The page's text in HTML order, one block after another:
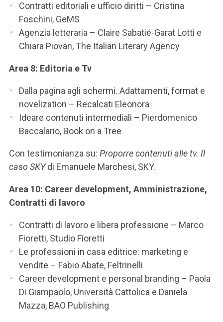
Contratti editoriali e ufficio diritti – Cristina
Foschini, GeMS
Agenzia letteraria – Claire Sabatié-Garat Lotti e
Chiara Piovan, The Italian Literary Agency
Area 8: Editoria e Tv
Dalla pagina agli schermi. Adattamenti, format e
novelization – Recalcati Eleonora
Ideare contenuti intermediali – Pierdomenico
Baccalario, Book on a Tree
Con testimonianza su: Proporre contenuti alle tv. Il
caso SKYdi Emanuele Marchesi, SKY.
Area 10: Career development, Amministrazione,
Contratti di lavoro
Contratti di lavoro e libera professione – Marco
Fioretti, Studio Fioretti
Le professioni in casa editrice: marketing e
vendite – Fabio Abate, Feltrinelli
Career development e personal branding – Paola
Di Giampaolo, Università Cattolica e Daniela
Mazza, BAO Publishing